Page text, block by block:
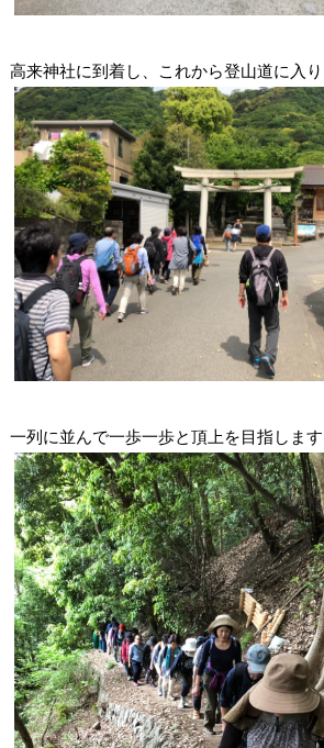
高来神社に到着し、これから登山道に入り
一列に並んで一歩一歩と頂上を目指します